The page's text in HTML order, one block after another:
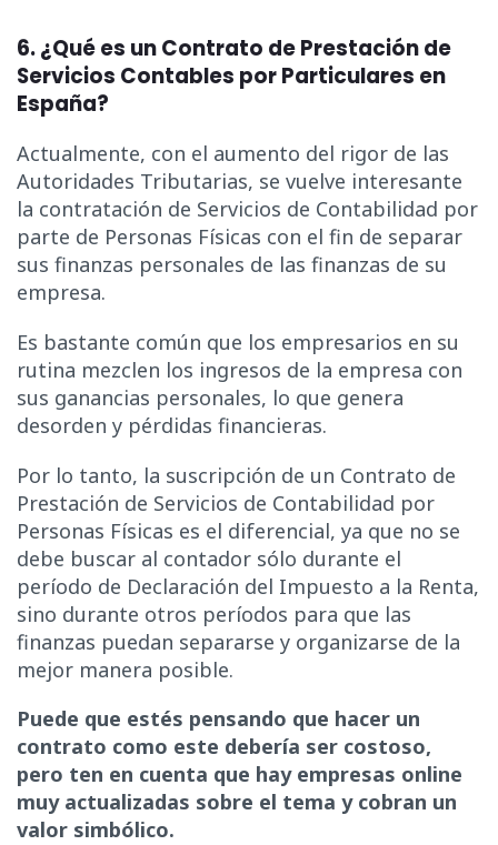
6. ¿Qué es un Contrato de Prestación de
Servicios Contables por Particulares en
España?
Actualmente, con el aumento del rigor de las
Autoridades Tributarias, se vuelve interesante
la contratación de Servicios de Contabilidad por
parte de Personas Físicas con el fin de separar
sus finanzas personales de las finanzas de su
empresa.
Es bastante común que los empresarios en su
rutina mezclen los ingresos de la empresa con
sus ganancias personales, lo que genera
desorden y pérdidas financieras.
Por lo tanto, la suscripción de un Contrato de
Prestación de Servicios de Contabilidad por
Personas Físicas es el diferencial, ya que no se
debe buscar al contador sólo durante el
período de Declaración del Impuesto a la Renta,
sino durante otros períodos para que las
finanzas puedan separarse y organizarse de la
mejor manera posible.
Puede que estés pensando que hacer un
contrato como este debería ser costoso,
pero ten en cuenta que hay empresas online
muy actualizadas sobre el tema y cobran un
valor simbólico.